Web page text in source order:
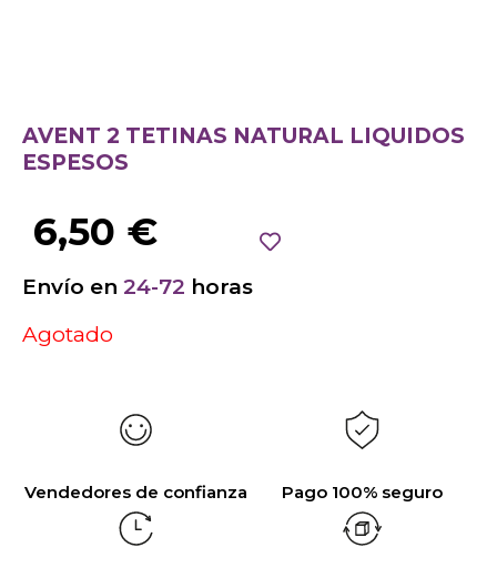
AVENT 2 TETINAS NATURAL LIQUIDOS
ESPESOS
6,50 €
Envío en 24-72 horas
Agotado
Vendedores de confianza Pago 100% seguro